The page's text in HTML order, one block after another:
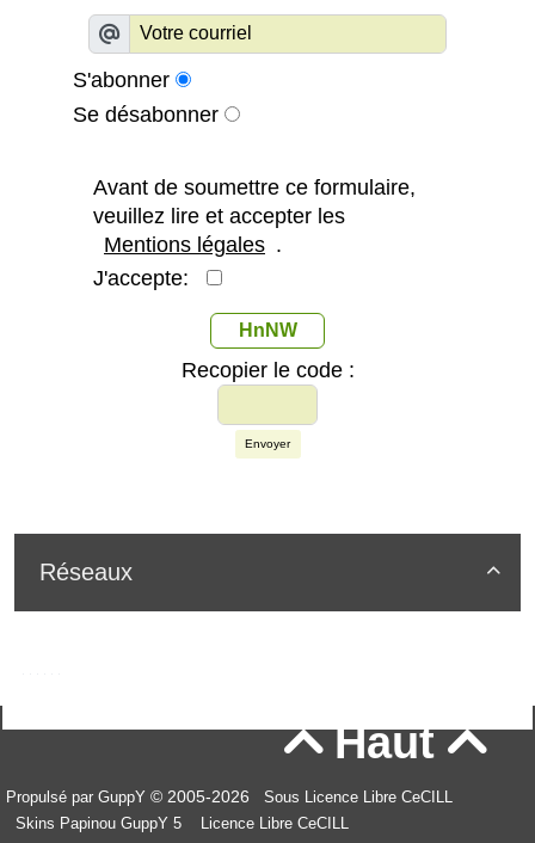
S'abonner
Se désabonner
Avant de soumettre ce formulaire,
veuillez lire et accepter les
Mentions légales .
J'accepte:
HnNW
Recopier le code :
Envoyer

Réseaux
Haut
Propulsé par GuppY © 2005-2026
Sous Licence Libre CeCILL
Skins Papinou GuppY 5
Licence Libre CeCILL